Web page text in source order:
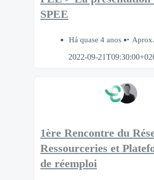
SPEE
Há quase 4 anos
2022-09-
1ère Rencontre du
Ressourceries et
de réemploi